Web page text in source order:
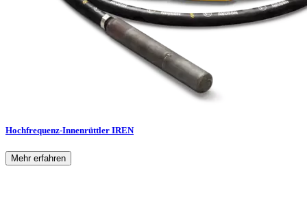
Hochfrequenz-Innenrüttler IREN
Mehr erfahren